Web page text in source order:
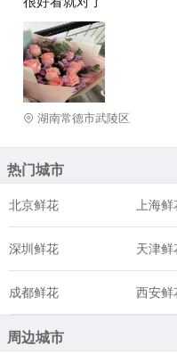
湖南常德市武陵区
热门城市
北京鲜花 上海
深圳鲜花 天津鲜
成都鲜花 西安鲜
周边城市